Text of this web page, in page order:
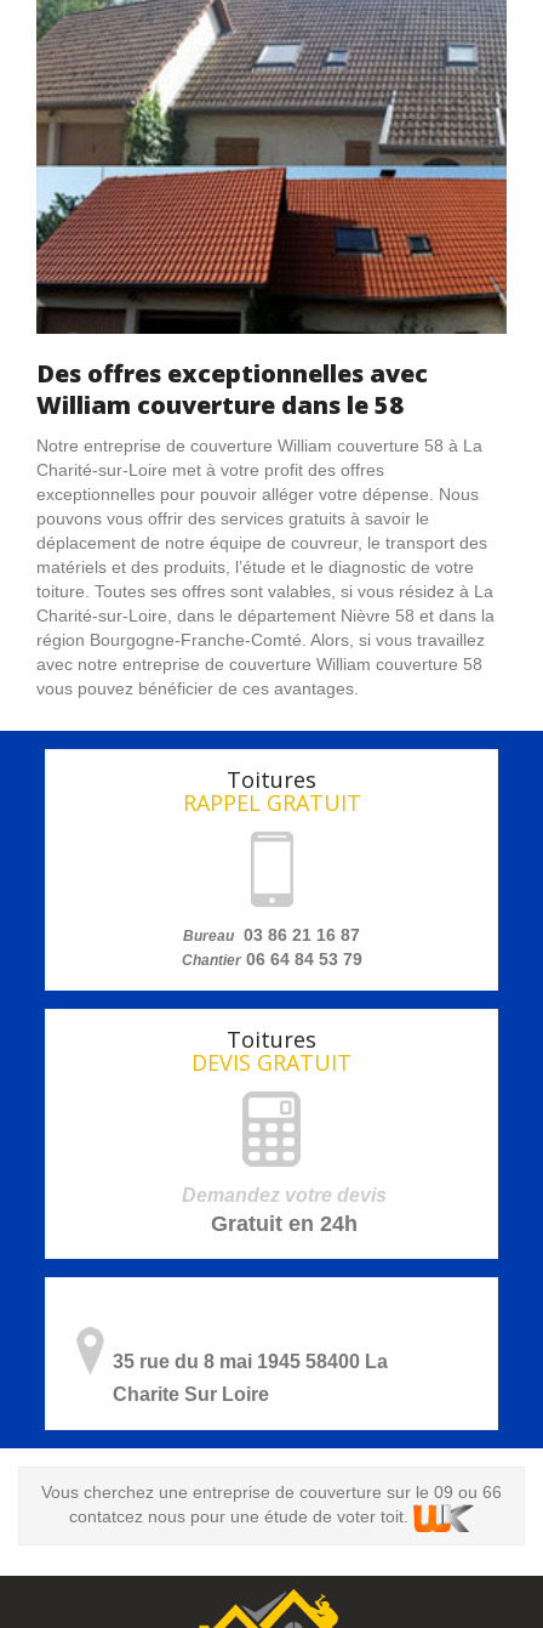
Des offres exceptionnelles avec
William couverture dans le 58
Notre entreprise de couverture William couverture 58 à La
Charité-sur-Loire met à votre profit des offres
exceptionnelles pour pouvoir alléger votre dépense. Nous
pouvons vous offrir des services gratuits à savoir le
déplacement de notre équipe de couvreur, le transport des
matériels et des produits, l’étude et le diagnostic de votre
toiture. Toutes ses offres sont valables, si vous résidez à La
Charité-sur-Loire, dans le département Nièvre 58 et dans la
région Bourgogne-Franche-Comté. Alors, si vous travaillez
avec notre entreprise de couverture William couverture 58
vous pouvez bénéficier de ces avantages.
Toitures
RAPPEL GRATUIT
Bureau 03 86 21 16 87
Chantier06 64 84 53 79
Toitures
DEVIS GRATUIT
Demandez votre devis
Gratuit en 24h
35 rue du 8 mai 1945 58400 La
Charite Sur Loire
Vous cherchez une entreprise de couverture sur le 09 ou 66
contatcez nous pour une étude de voter toit.